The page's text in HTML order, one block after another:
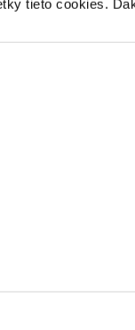
tieto cookies.